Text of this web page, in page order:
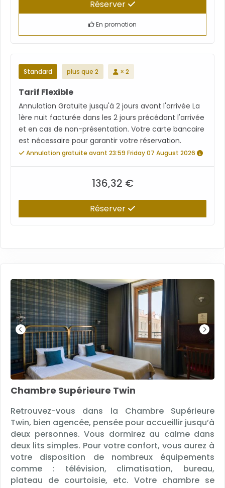
Réserver
En promotion
Standard plus que 2 × 2
Tarif Flexible
Annulation Gratuite jusqu'à 2 jours avant l'arrivée La
1ère nuit facturée dans les 2 jours précédant l'arrivée
et en cas de non-présentation. Votre carte bancaire
est nécessaire pour garantir votre réservation.
Annulation gratuite avant 23:59 Friday 07 August 2026
136,32 €
Réserver
Chambre Supérieure Twin
Retrouvez-vous dans la Chambre Supérieure
Twin, bien agencée, pensée pour accueillir jusqu’à
deux personnes. Vous dormirez au calme dans
deux lits simples. Pour votre confort, vous aurez à
votre disposition de nombreux équipements
comme : télévision, climatisation, bureau,
plateau de courtoisie, etc. Votre chambre se